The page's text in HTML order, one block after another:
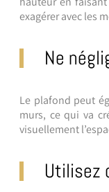
exagérer avec les
Ne
Le plafond peut
murs, ce qui va
visuellement
Utilisez